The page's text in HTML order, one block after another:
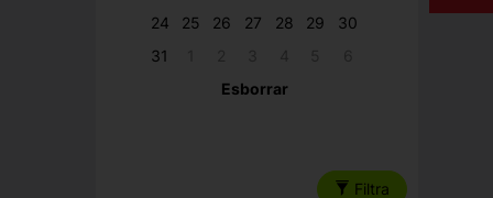
24
25 26 27 28 29
30
31
Esborrar
Filtra